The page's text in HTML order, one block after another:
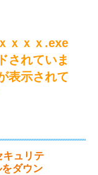
ｘｘｘ.exe
されていま
表示されて
ュリテ
ダウン